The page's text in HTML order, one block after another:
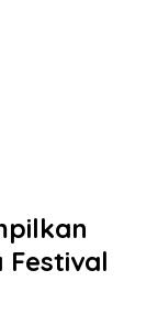
Festival